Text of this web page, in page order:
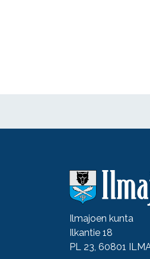
Ilmajoen kunta
Ilkantie 18
PL 23, 60801